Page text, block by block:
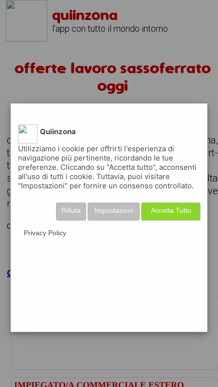
quiinzona
l'app con tutto il mondo intorno
offerte lavoro sassoferrato
oggi
consulta le offerte di lavoro attive nella zona,
trova il lavoro che stavi cercando, anche part-
time o da svolgere in remoto
scarica gratuitamente l'app e consulta
giornalmente gli annunci delle aziende attive
nella tua zona
cerchiamo
clicca per maggiori dettagli
IMPIEGATO/A COMMERCIALE ESTERO
Quiinzona
Utilizziamo i cookie per offrirti l'esperienza di
navigazione più pertinente, ricordando le tue
preferenze. Cliccando su "Accetta tutto", acconsenti
all'uso di tutti i cookie. Tuttavia, puoi visitare
"Impostazioni" per fornire un consenso controllato.
Accetta Tutto
Impostazioni
Rifiuta
Privacy Policy